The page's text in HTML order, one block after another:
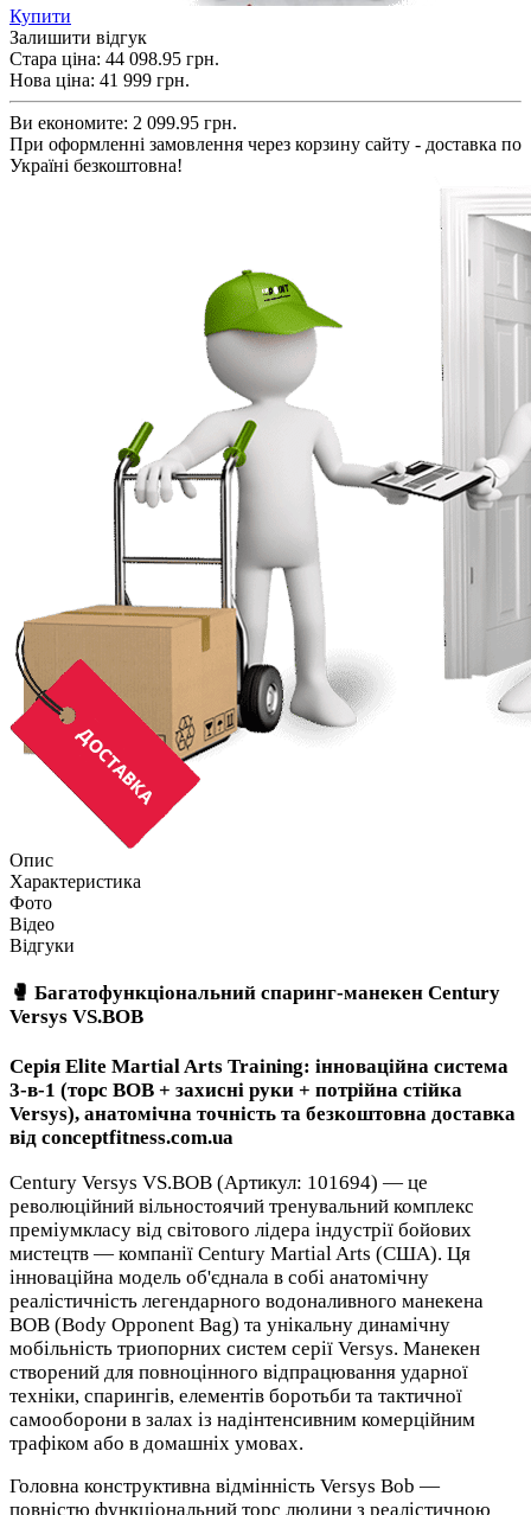
Купити
Залишити відгук
Стара ціна: 44 098.95 грн.
Нова ціна: 41 999 грн.
Ви економите: 2 099.95 грн.
При оформленні замовлення через корзину сайту - доставка по
Україні безкоштовна!
Опис
Характеристика
Фото
Відео
Відгуки
🥊 Багатофункціональний спаринг-манекен Century
Versys VS.BOB
Серія Elite Martial Arts Training: інноваційна система
3-в-1 (торс BOB + захисні руки + потрійна стійка
Versys), анатомічна точність та безкоштовна доставка
від conceptfitness.com.ua
Century Versys VS.BOB (Артикул: 101694) — це
революційний вільностоячий тренувальний комплекс
преміумкласу від світового лідера індустрії бойових
мистецтв — компанії Century Martial Arts (США). Ця
інноваційна модель об'єднала в собі анатомічну
реалістичність легендарного водоналивного манекена
BOB (Body Opponent Bag) та унікальну динамічну
мобільність триопорних систем серії Versys. Манекен
створений для повноцінного відпрацювання ударної
техніки, спарингів, елементів боротьби та тактичної
самооборони в залах із надінтенсивним комерційним
трафіком або в домашніх умовах.
Головна конструктивна відмінність Versys Bob —
повністю функціональний торс людини з реалістичною